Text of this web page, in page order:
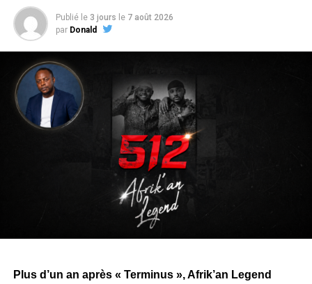
Publié le 3 jours le 7 août 2026
par Donald
Plus d’un an après « Terminus », Afrik’an Legend